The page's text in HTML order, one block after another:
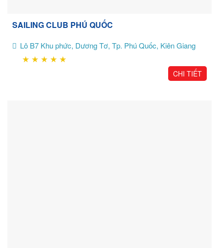
SAILING CLUB PHÚ QUỐC
Lô B7 Khu phức, Dương Tơ, Tp. Phú Quốc, Kiên Giang
★ ★ ★ ★ ★
CHI TIẾT